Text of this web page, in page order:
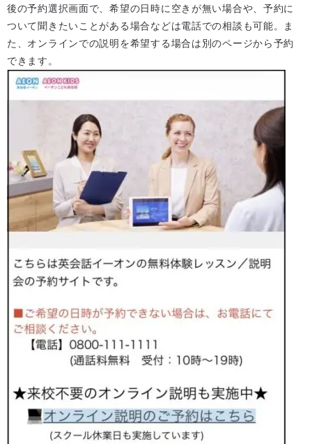
後の予約選択画面で、希望の日時に空きが無い場合や、予約に
ついて聞きたいことがある場合などは電話での相談も可能。ま
た、オンラインでの説明を希望する場合は別のページから予約
できます。